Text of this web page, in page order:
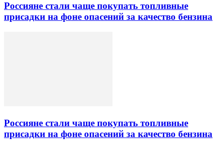
Россияне стали чаще покупать топливные
присадки на фоне опасений за качество бензина
Россияне стали чаще покупать топливные
присадки на фоне опасений за качество бензина